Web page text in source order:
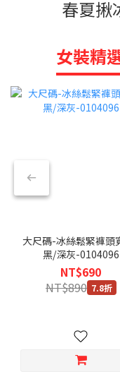
春夏揪
女裝精
大尺碼-冰絲鬆緊褲頭
黑/深灰-0104096
NT$690
NT$890 7.8折